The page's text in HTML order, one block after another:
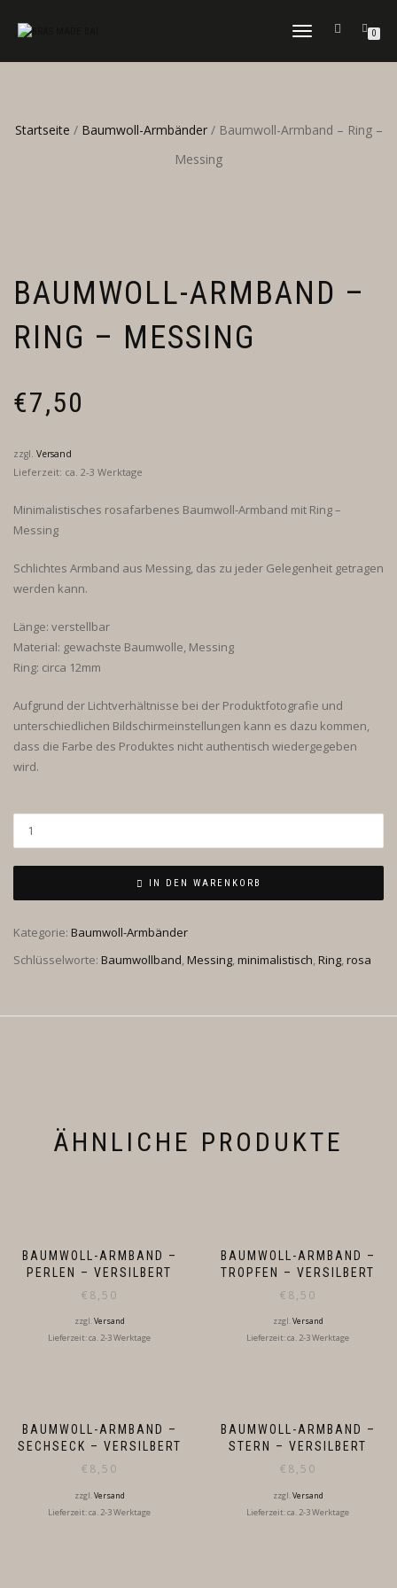
NAVIGATION
0
Startseite / Baumwoll-Armbänder/ Baumwoll-Armband – Ring –
Messing
BAUMWOLL-ARMBAND –
RING – MESSING
€7,50
zzgl. Versand
Lieferzeit: ca. 2-3 Werktage
Minimalistisches rosafarbenes Baumwoll-Armband mit Ring –
Messing
Schlichtes Armband aus Messing, das zu jeder Gelegenheit getragen
werden kann.
Länge: verstellbar
Material: gewachste Baumwolle, Messing
Ring: circa 12mm
Aufgrund der Lichtverhältnisse bei der Produktfotografie und
unterschiedlichen Bildschirmeinstellungen kann es dazu kommen,
dass die Farbe des Produktes nicht authentisch wiedergegeben
wird.
IN DEN WARENKORB
Kategorie: Baumwoll-Armbänder
Schlüsselworte: Baumwollband,Messing,minimalistisch,Ring,rosa
ÄHNLICHE PRODUKTE
BAUMWOLL-ARMBAND –
PERLEN – VERSILBERT
€ 8,50
zzgl.Versand
Lieferzeit: ca. 2-3 Werktage
BAUMWOLL-ARMBAND –
TROPFEN – VERSILBERT
€ 8,50
zzgl.Versand
Lieferzeit: ca. 2-3 Werktage
BAUMWOLL-ARMBAND –
SECHSECK – VERSILBERT
€ 8,50
zzgl. Versand
Lieferzeit: ca. 2-3 Werktage
BAUMWOLL-ARMBAND –
STERN – VERSILBERT
€ 8,50
zzgl. Versand
Lieferzeit: ca. 2-3 Werktage